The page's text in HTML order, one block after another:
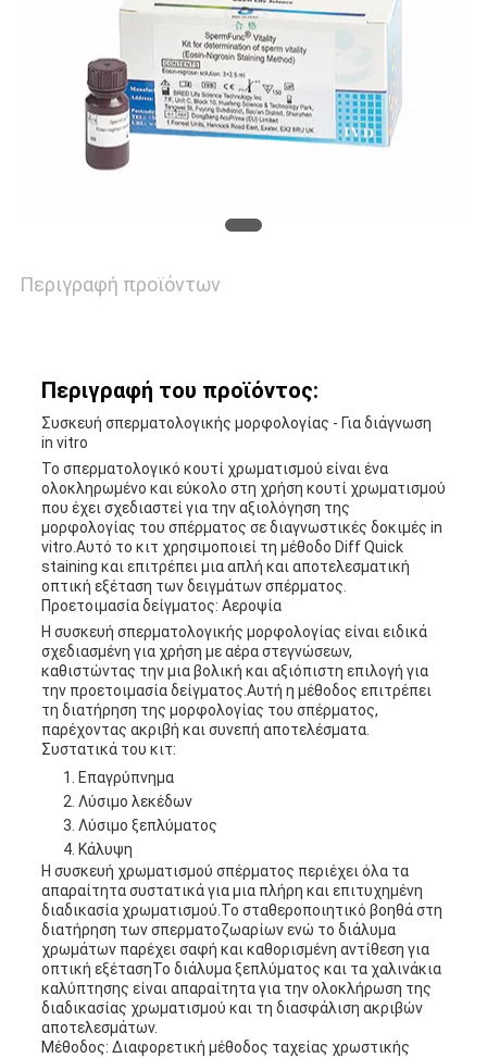
ΕΠΑΦΉ
ΙΣΤΟΛΌΓΙΟ
ΈΝΑ
ΑΠΌΣΠΑΣΜΑ
SITEMAP
PRIVACY
POLICY
Περιγραφή προϊόντων
Περιγραφή του προϊόντος:
Συσκευή σπερματολογικής μορφολογίας - Για διάγνωση
in vitro
Το σπερματολογικό κουτί χρωματισμού είναι ένα
ολοκληρωμένο και εύκολο στη χρήση κουτί χρωματισμού
που έχει σχεδιαστεί για την αξιολόγηση της
μορφολογίας του σπέρματος σε διαγνωστικές δοκιμές in
vitro.Αυτό το κιτ χρησιμοποιεί τη μέθοδο Diff Quick
staining και επιτρέπει μια απλή και αποτελεσματική
οπτική εξέταση των δειγμάτων σπέρματος.
Προετοιμασία δείγματος: Αεροψία
Η συσκευή σπερματολογικής μορφολογίας είναι ειδικά
σχεδιασμένη για χρήση με αέρα στεγνώσεων,
καθιστώντας την μια βολική και αξιόπιστη επιλογή για
την προετοιμασία δείγματος.Αυτή η μέθοδος επιτρέπει
τη διατήρηση της μορφολογίας του σπέρματος,
παρέχοντας ακριβή και συνεπή αποτελέσματα.
Συστατικά του κιτ:
Επαγρύπνημα
Λύσιμο λεκέδων
Λύσιμο ξεπλύματος
Κάλυψη
Η συσκευή χρωματισμού σπέρματος περιέχει όλα τα
απαραίτητα συστατικά για μια πλήρη και επιτυχημένη
διαδικασία χρωματισμού.Το σταθεροποιητικό βοηθά στη
διατήρηση των σπερματοζωαρίων ενώ το διάλυμα
χρωμάτων παρέχει σαφή και καθορισμένη αντίθεση για
οπτική εξέτασηΤο διάλυμα ξεπλύματος και τα χαλινάκια
καλύπτησης είναι απαραίτητα για την ολοκλήρωση της
διαδικασίας χρωματισμού και τη διασφάλιση ακριβών
αποτελεσμάτων.
Μέθοδος: Διαφορετική μέθοδος ταχείας χρωστικής